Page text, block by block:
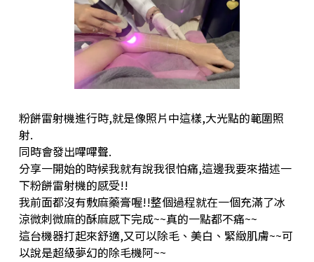
粉餅雷射機進行時,就是像照片中這樣,大光點的範圍照
射.
同時會發出嗶嗶聲.
分享一開始的時候我就有說我很怕痛,這邊我要來描述一
下粉餅雷射機的感受!!
我前面都沒有敷麻藥膏喔!!整個過程就在一個充滿了冰
涼微刺微麻的酥麻感下完成~~真的一點都不痛~~
這台機器打起來舒適,又可以除毛、美白、緊緻肌膚~~可
以說是超級夢幻的除毛機阿~~